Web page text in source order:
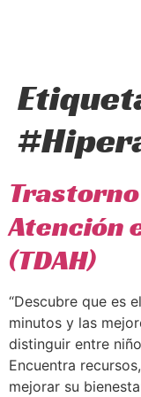
Atención
(TDAH)
“Descubre que es
minutos y las
distinguir entre
Encuentra
mejorar su